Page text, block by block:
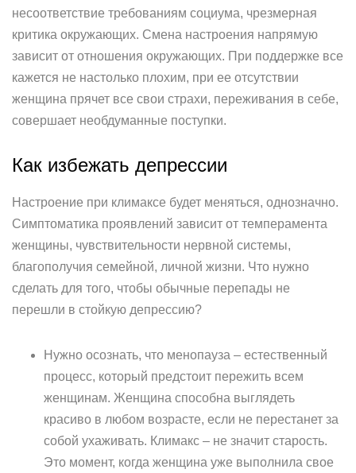
несоответствие требованиям социума, чрезмерная
критика окружающих. Смена настроения напрямую
зависит от отношения окружающих. При поддержке все
кажется не настолько плохим, при ее отсутствии
женщина прячет все свои страхи, переживания в себе,
совершает необдуманные поступки.
Как избежать депрессии
Настроение при климаксе будет меняться, однозначно.
Симптоматика проявлений зависит от темперамента
женщины, чувствительности нервной системы,
благополучия семейной, личной жизни. Что нужно
сделать для того, чтобы обычные перепады не
перешли в стойкую депрессию?
Нужно осознать, что менопауза – естественный
процесс, который предстоит пережить всем
женщинам. Женщина способна выглядеть
красиво в любом возрасте, если не перестанет за
собой ухаживать. Климакс – не значит старость.
Это момент, когда женщина уже выполнила свое